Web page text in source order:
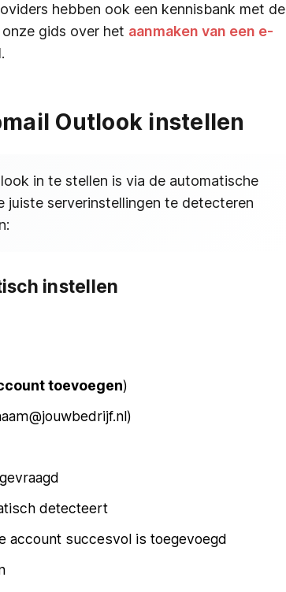
hebben ook een kennisbank met de
gids over het aanmaken van een e-
Outlook instellen
in te stellen is via de automatische
serverinstellingen te detecteren
instellen
toevoegen)
detecteert
account succesvol is toegevoegd